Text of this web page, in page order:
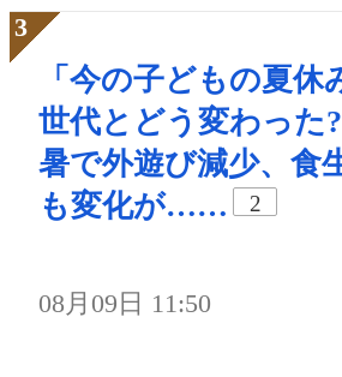
「今の子どもの夏休
世代とどう変わった
暑で外遊び減少、食
も変化が……
2
08月09日 11:50